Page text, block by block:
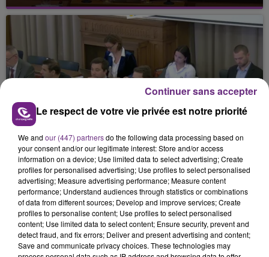
13 mai 2026
UNE AIDE FINANCIÈRE POUR SÉCURISER
LES FOYERS.
Le respect de votre vie privée est notre priorité
We and our (447) partnersdo the following data processing based on
your consent and/or our legitimate interest: Store and/or access
information on a device; Use limited data to select advertising; Create
profiles for personalised advertising; Use profiles to select personalised
advertising; Measure advertising performance; Measure content
performance; Understand audiences through statistics or combinations
of data from different sources; Develop and improve services; Create
profiles to personalise content; Use profiles to select personalised
content; Use limited data to select content; Ensure security, prevent and
detect fraud, and fix errors; Deliver and present advertising and content;
Save and communicate privacy choices. These technologies may
Continuer sans accepter